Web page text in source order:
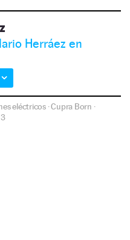
Herráez en
eléctricos·Cupra Born ·